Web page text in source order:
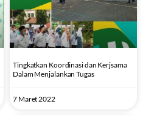
Tingkatkan Koordinasi dan Kerjsama
Dalam Menjalankan Tugas
7 Maret 2022